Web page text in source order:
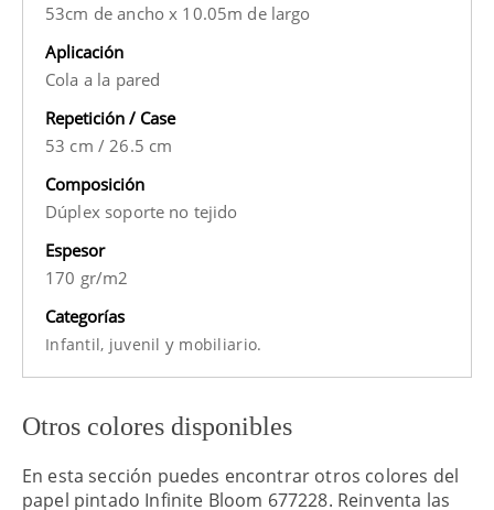
53cm de ancho x 10.05m de largo
Aplicación
Cola a la pared
Repetición / Case
53 cm / 26.5 cm
Composición
Dúplex soporte no tejido
Espesor
170 gr/m2
Categorías
Infantil, juvenily mobiliario.
Otros colores disponibles
En esta sección puedes encontrar otros colores del
papel pintado Infinite Bloom 677228. Reinventa las